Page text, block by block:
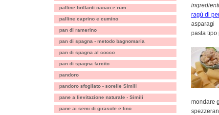
palline brillanti cacao e rum
palline caprino e cumino
pan di ramerino
pan di spagna - metodo bagnomaria
pan di spagna al cocco
pan di spagna farcito
pandoro
pandoro sfogliato - sorelle Simili
pane a lievitazione naturale - Simili
pane ai semi di girasole e lino
ragù di
asparagi
pasta tipo
mondare